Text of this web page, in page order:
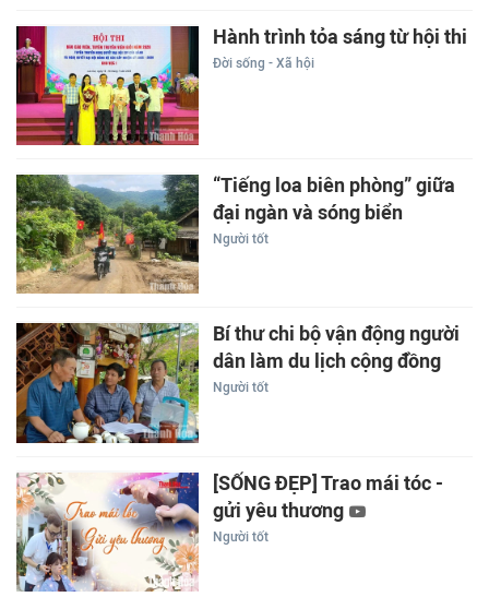
Hành trình tỏa sáng từ hội thi
Đời sống - Xã hội
“Tiếng loa biên phòng” giữa
đại ngàn và sóng biển
Người tốt
Bí thư chi bộ vận động người
dân làm du lịch cộng đồng
Người tốt
[SỐNG ĐẸP] Trao mái tóc -
gửi yêu thương
Người tốt